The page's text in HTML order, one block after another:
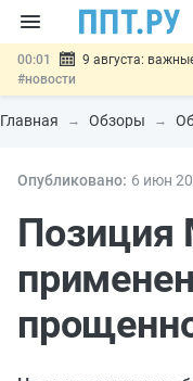
00:01
9 августа:
#новости
07.08 Подписан закон о
«Честный знак»#новости
07.08 Госпошлину за
07.08
отношений #новости
Главная Обзоры
Опубликовано: 6 июн